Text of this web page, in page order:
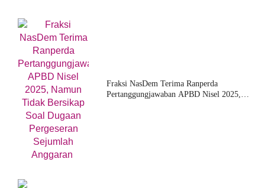
Fraksi NasDem Terima Ranperda
Pertanggungjawaban APBD Nisel 2025,